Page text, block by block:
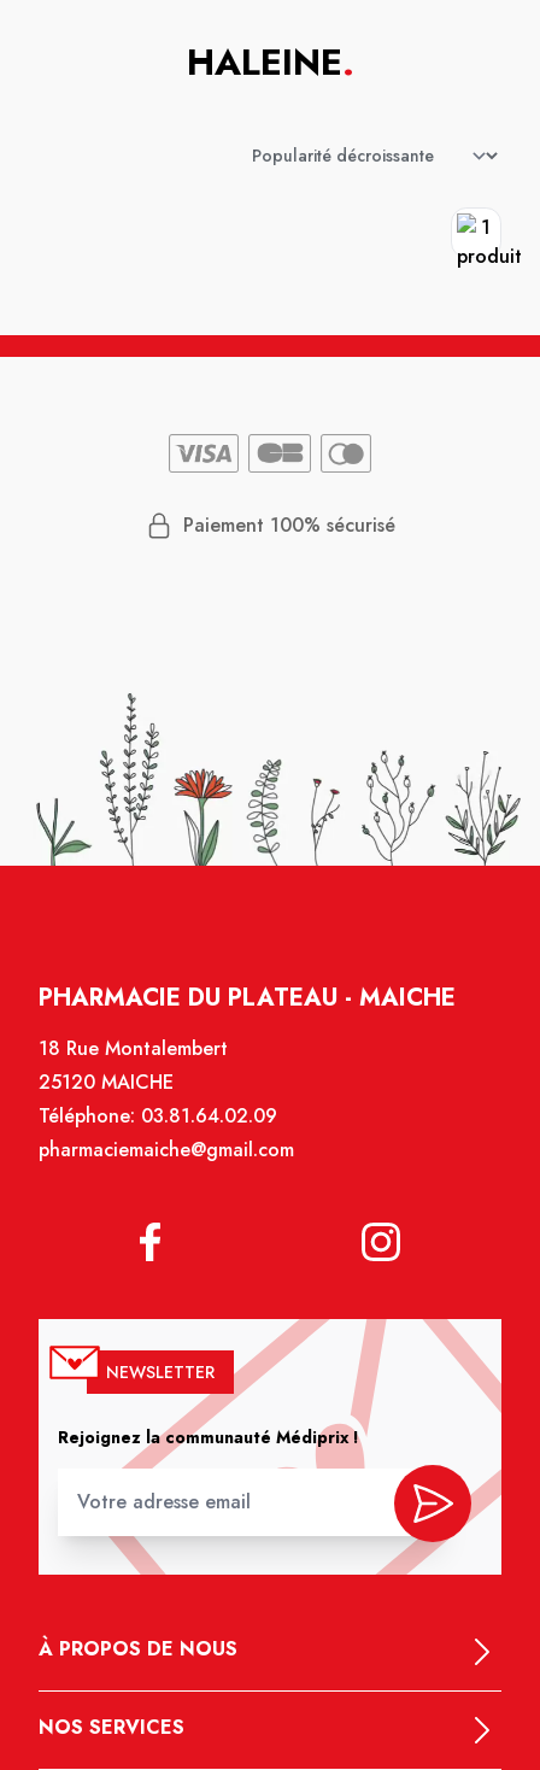
HALEINE.
Paiement 100% sécurisé
PHARMACIE DU PLATEAU - MAICHE
18 Rue Montalembert
25120 MAICHE
Téléphone: 03.81.64.02.09
pharmaciemaiche@gmail.com
NEWSLETTER
Rejoignez la communauté Médiprix !
À PROPOS DE NOUS
NOS SERVICES